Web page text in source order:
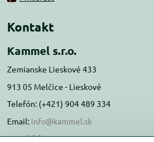
Kontakt
Kammel s.r.o.
Zemianske Lieskové 433
913 05 Melčice - Lieskové
Telefón: (+421) 904 489 334
Email: info@kammel.sk
Prevádzka: